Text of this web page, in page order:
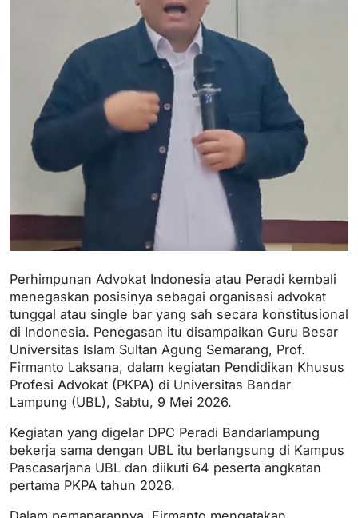
Perhimpunan Advokat Indonesia atau Peradi kembali
menegaskan posisinya sebagai organisasi advokat
tunggal atau single bar yang sah secara konstitusional
di Indonesia. Penegasan itu disampaikan Guru Besar
Universitas Islam Sultan Agung Semarang, Prof.
Firmanto Laksana, dalam kegiatan Pendidikan Khusus
Profesi Advokat (PKPA) di Universitas Bandar
Lampung (UBL), Sabtu, 9 Mei 2026.
Kegiatan yang digelar DPC Peradi Bandarlampung
bekerja sama dengan UBL itu berlangsung di Kampus
Pascasarjana UBL dan diikuti 64 peserta angkatan
pertama PKPA tahun 2026.